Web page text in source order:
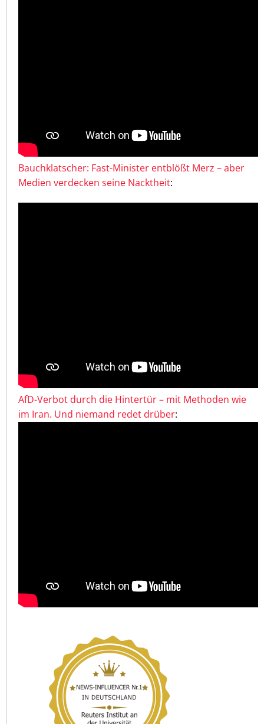
Bauchklatscher: Fast-Minister entblößt Merz – aber
Medien verdecken seine Nacktheit:
AfD-Verbot durch die Hintertür – mit Methoden wie
im Iran. Und niemand redet drüber: